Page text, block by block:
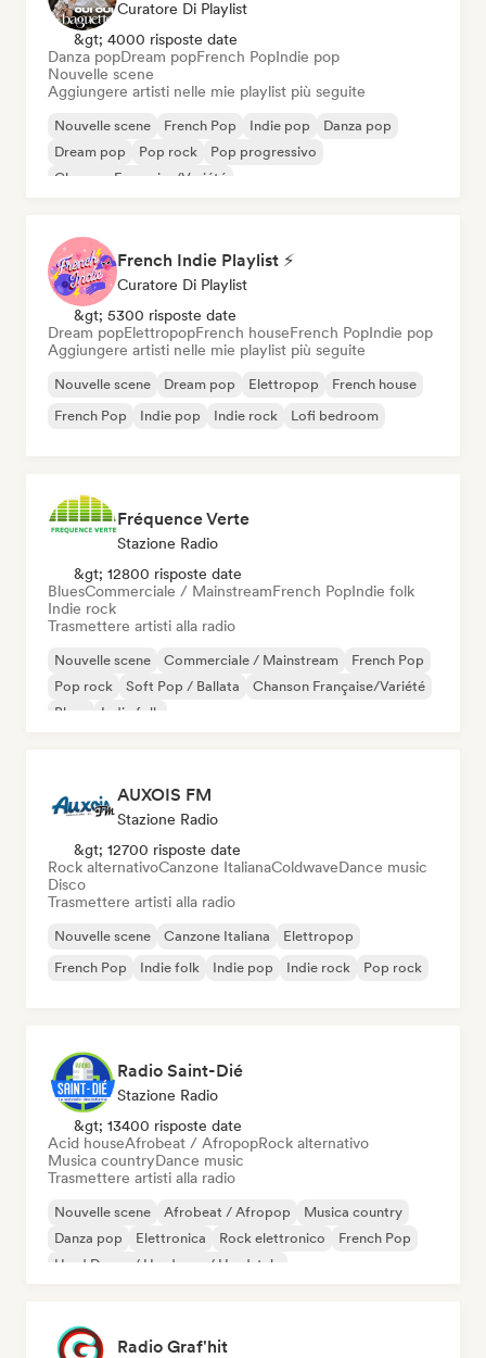
Curatore Di Playlist
&gt; 4000 risposte date
Danza popDream popFrench PopIndie pop
Nouvelle scene
Aggiungere artisti nelle mie playlist più seguite
Nouvelle scene French Pop Indie pop
Danza pop
Dream pop
Pop rock
Pop progressivo
Chanson Française/Variété
French Indie Playlist ⚡
Curatore Di Playlist
&gt; 5300 risposte date
Dream popElettropopFrench houseFrench PopIndie pop
Aggiungere artisti nelle mie playlist più seguite
Nouvelle scene Dream pop Elettropop
French house
French Pop
Indie pop Indie rock Lofi bedroom
Fréquence Verte
Stazione Radio
&gt; 12800 risposte date
BluesCommerciale / MainstreamFrench PopIndie folk
Indie rock
Trasmettere artisti alla radio
Nouvelle scene Commerciale / Mainstream
French Pop
Pop rock
Soft Pop / Ballata
Chanson Française/Variété
Blues
Indie folk
AUXOIS FM
Stazione Radio
&gt; 12700 risposte date
Rock alternativoCanzone ItalianaColdwaveDance music
Disco
Trasmettere artisti alla radio
Nouvelle scene Canzone Italiana
Elettropop
French Pop
Indie folk Indie pop Indie rock Pop rock
Radio Saint-Dié
Stazione Radio
&gt; 13400 risposte date
Acid houseAfrobeat / AfropopRock alternativo
Musica countryDance music
Trasmettere artisti alla radio
Nouvelle scene Afrobeat / Afropop
Musica country
Danza pop
Elettronica Rock elettronico
French Pop
Hard Dance / Hardcore / Hardstyle
Radio Graf'hit